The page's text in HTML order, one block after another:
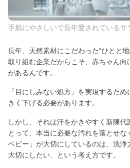
手肌にやさしいで長年愛されているサ
長年、天然素材にこだわった“ひとと
取り組む企業だからこそ、赤ちゃん
があるんです。
「目にしみない処方」を実現するた
きく下げる必要があります。
しかし、それは汗をかきやすく新陳
とって、本当に必要な汚れを落とせな
ベビー」が大切にしているのは、洗浄
大切にしたい、という考え方です。